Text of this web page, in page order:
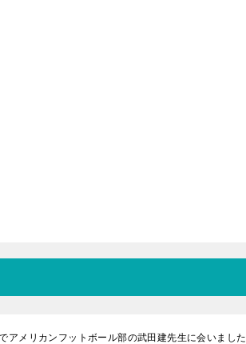
アメリカンフットボール部の武田建先生に会いました